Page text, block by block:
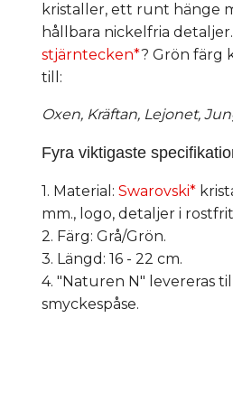
kristaller, ett runt hänge
hållbara nickelfria
stjärntecken*? Grön färg
till:
Oxen, Kräftan, Lejonet,
Fyra viktigaste
1. Material: Swarovski*
mm., logo, detaljer i
2. Färg: Grå/Grön.
3. Längd: 16 - 22 cm.
4. "Naturen N" levereras
smyckespåse.